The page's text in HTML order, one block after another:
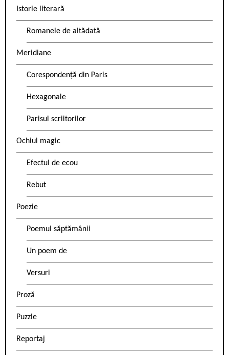
Istorie literară
Romanele de altădată
Meridiane
Corespondență din Paris
Hexagonale
Parisul scriitorilor
Ochiul magic
Efectul de ecou
Rebut
Poezie
Poemul săptămânii
Un poem de
Versuri
Proză
Puzzle
Reportaj